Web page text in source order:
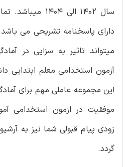
سال 1402 الی
دارای پاسخنامه تشریحی می
میتواند تاثیر به سزایی در
آزمون استخدامی معلم ابتدایی
این مجموعه عاملی مهم برای
موفقیت در ازمون استخدامی
زودی پیام قبولی شما نیز به
گردد.